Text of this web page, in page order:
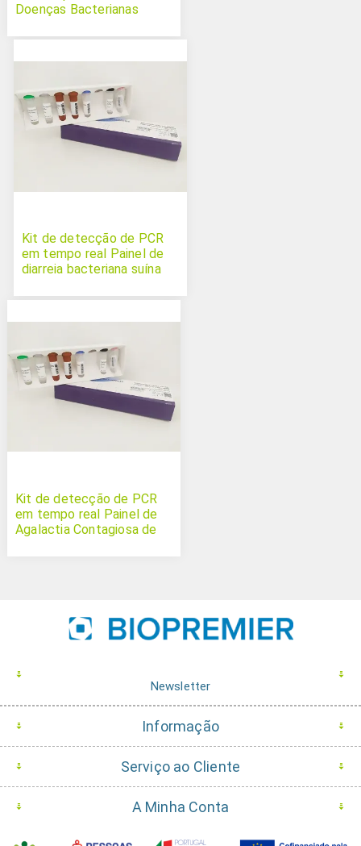
Doenças Bacterianas
Kit de detecção de PCR
em tempo real Painel de
diarreia bacteriana suína
Kit de detecção de PCR
em tempo real Painel de
Agalactia Contagiosa de
Newsletter
Informação
Serviço ao Cliente
A Minha Conta